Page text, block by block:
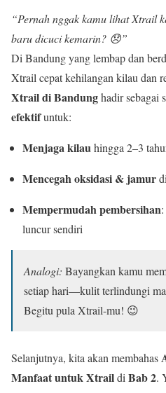
“Pernah nggak kamu lihat Xtrail
baru dicuci kemarin? 😞”
Di Bandung yang lembap dan
Xtrail cepat kehilangan kilau dan
Xtrail di Bandunghadir sebagai
efektifuntuk:
Menjaga kilau hingga 2–3
Mencegah oksidasi & jamur
Mempermudah pembersihan
luncur sendiri
Analogi: Bayangkan kamu
setiap hari—kulit terlindungi
Begitu pula Xtrail-mu! 😉
Selanjutnya, kita akan membahas
Manfaat untuk Xtraildi Bab 2.